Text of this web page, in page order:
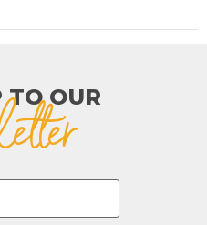
TO OUR​